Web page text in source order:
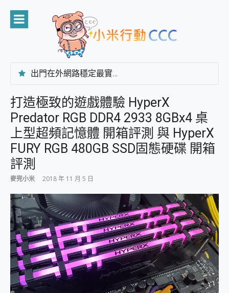
content
出門在外網路穩定最實在 「台灣大哥大」榮獲 4G/5G 在線率全球 NO.3 全台第一與全台六冠王實測心得，走到哪順到哪！
CP 值天花板~ Bongcom BS5 足球君開箱~ 短焦投影機 3千元就能擁有！ 折扣碼在這～
專為 PC上的 XBOX和掌機設計的 FireCuda X1070 SSD 固態硬碟開箱 評測
台灣製攝影機在這裡，100%全無線設計 SpotCam Solo Eco 太陽能防水雲端攝影機 SpotCam Solo 3 2.5K高畫質戶外攝影機 開箱 評測
電力超超超持久 MSI 微星 Prestige 14 AI+ D3MG-031TW 14吋 開箱評價，AI輕薄商務筆電 Copilot+ PC
超懂拍、耐用 AI 街拍機~ realme 16 Pro 開箱評價~ 2 億畫素 LumaColor 影像、持久續航與 IP69K 高防護
防窺黑科技 Galaxy S26 Ultra系列保護貼怎麼選？imos AR 低反光玻璃、藍寶石鏡頭貼與軍規防摔殼完整開箱評價
好用的 EaseUS Partition Master 讓您輕鬆的移除與格式化有防寫保護的隨身碟或SD卡
一鍵修復模糊影片、舊照的 AI 好幫手! VideoProc Converter AI 新版全解析 × 年末優惠，一篇全看懂
小朋友才做選擇 投影機 RGB藍牙音響 氛圍情境燈 我通通都要！ Starfish 2 幻彩膠囊投影機｜結合「 智慧投影 & 煥彩流動 」的沈浸式生活新體驗
外型超吸晴~ 給您絕佳操控體驗 GravaStar Mercury K1 系列 異星機械鍵盤與 Mercury X 系列 輕量無線電競滑鼠 開箱 評測
開箱~變身「蜘蛛人」椅子軍師！MSI MPG 491CQP QD-OLED 超寬曲面電競螢幕，多工辦公、爽度滿滿的終極桌面體驗
iPhone 17 系列 有認證的防護來囉！ imos 首家導入 UL MCV 行銷宣告驗證的手機配件品牌
DJI Osmo Pocket 3 爽爽帶回家 歡慶 EaseUS 21 週年到來，「Slogan 海報徵稿活動」好康大放送
小巧好吸不擋鏡頭 有Qi2認證的 ONPRO MagReact MXs2 5000mAh薄型磁吸無線急速行動電源 開箱 評測
會走動的冷暖氣 SONY REON POCKET PRO 穿戴式智慧冷暖調溫裝置 開箱 評測
打造極致的遊戲體驗 HyperX
Predator RGB DDR4 2933 8GBx4 桌
上型超頻記憶體 開箱評測 與 HyperX
FURY RGB 480GB SSD固態硬碟 開箱
評測
麥兜小米 2018 年 11 月 5 日